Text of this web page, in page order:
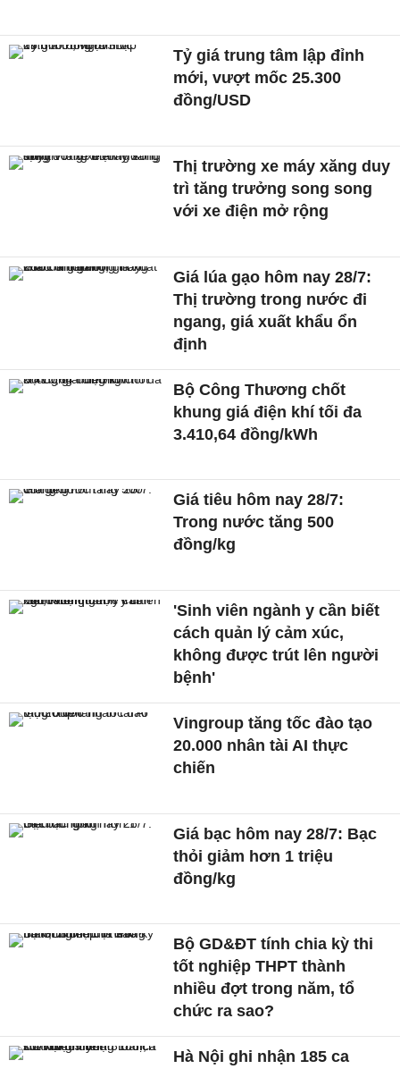
Tỷ giá trung tâm lập đỉnh
mới, vượt mốc 25.300
đồng/USD
Thị trường xe máy xăng duy
trì tăng trưởng song song
với xe điện mở rộng
Giá lúa gạo hôm nay 28/7:
Thị trường trong nước đi
ngang, giá xuất khẩu ổn
định
Bộ Công Thương chốt
khung giá điện khí tối đa
3.410,64 đồng/kWh
Giá tiêu hôm nay 28/7:
Trong nước tăng 500
đồng/kg
'Sinh viên ngành y cần biết
cách quản lý cảm xúc,
không được trút lên người
bệnh'
Vingroup tăng tốc đào tạo
20.000 nhân tài AI thực
chiến
Giá bạc hôm nay 28/7: Bạc
thỏi giảm hơn 1 triệu
đồng/kg
Bộ GD&ĐT tính chia kỳ thi
tốt nghiệp THPT thành
nhiều đợt trong năm, tổ
chức ra sao?
Hà Nội ghi nhận 185 ca